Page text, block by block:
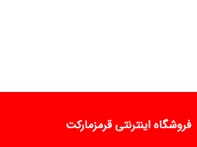
فروشگاه اینترنتی قرمزمارکت